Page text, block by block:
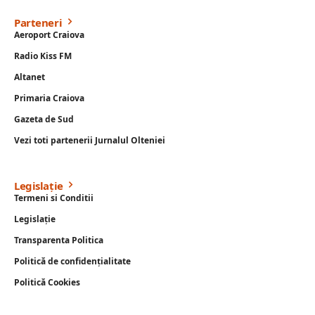
Parteneri
Aeroport Craiova
Radio Kiss FM
Altanet
Primaria Craiova
Gazeta de Sud
Vezi toti partenerii Jurnalul Olteniei
Legislație
Termeni si Conditii
Legislație
Transparenta Politica
Politică de confidențialitate
Politică Cookies